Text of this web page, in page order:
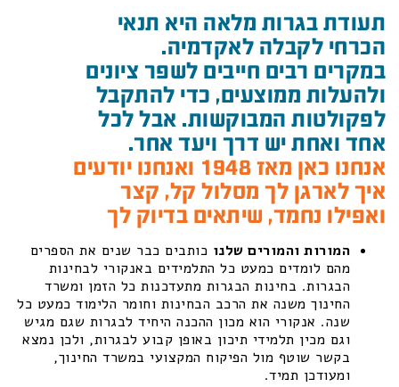
תעודת בגרות מלאה היא תנאי
הכרחי לקבלה לאקדמיה.
במקרים רבים חייבים לשפר ציונים
ולהעלות ממוצעים, כדי להתקבל
לפקולטות המבוקשות. אבל לכל
אחד ואחת יש דרך ויעד אחר.
אנחנו כאן מאז 1948 ואנחנו יודעים
איך לארגן לך מסלול קל, קצר
ואפילו נחמד, שיתאים בדיוק לך
המורות והמורים שלנו כותבים כבר שנים את הספרים
מהם לומדים כמעט כל התלמידים באנקורי לבחינות
הבגרות. בחינות הבגרות מתעדכנות כל הזמן ומשרד
החינוך משנה את הרכב הבחינות וחומר הלימוד כמעט כל
שנה. אנקורי הוא מכון ההכנה היחיד לבגרות שגם מגיש
וגם מכין תלמידי תיכון באופן קבוע לבגרות, ולכן נמצא
בקשר שוטף מול הפיקוח המקצועי במשרד החינוך,
ומעודכן תמיד.